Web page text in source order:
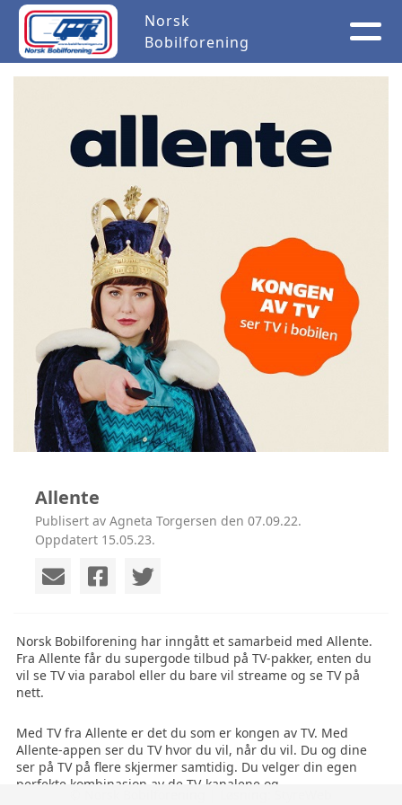
Norsk
Bobilforening
Allente
Publisert av Agneta Torgersen den 07.09.22.
Oppdatert 15.05.23.
Norsk Bobilforening har inngått et samarbeid med Allente.
Fra Allente får du supergode tilbud på TV-pakker, enten du
vil se TV via parabol eller du bare vil streame og se TV på
nett.
Med TV fra Allente er det du som er kongen av TV. Med
Allente-appen ser du TV hvor du vil, når du vil. Du og dine
ser på TV på flere skjermer samtidig. Du velger din egen
perfekte kombinasjon av de TV-kanalene og